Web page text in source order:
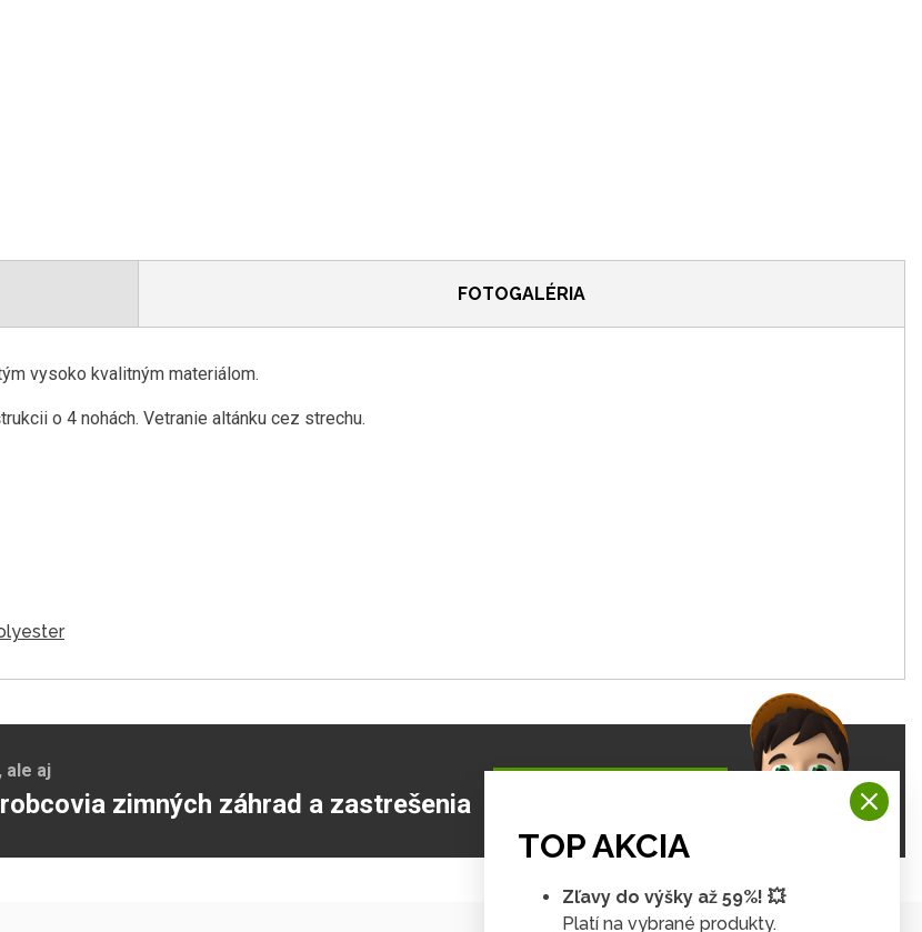
FOTOGALÉRIA
vysoko kvalitným materiálom.
o 4 nohách. Vetranie altánku cez strechu.
ale aj
zimných záhrad a zastrešenia
TOP AKCIA
Zľavy do výšky až 59%! 💥
Platí na vybrané produkty.